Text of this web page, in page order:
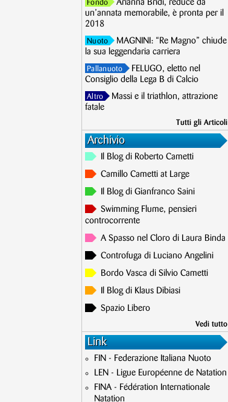
Fondo
Arianna Bridi, reduce da
un’annata memorabile, è pronta per il
2018
Nuoto
MAGNINI: “Re Magno” chiude
la sua leggendaria carriera
Pallanuoto
FELUGO, eletto nel
Consiglio della Lega B di Calcio
Altro
Massi e il triathlon, attrazione
fatale
Tutti gli Articoli
Archivio
Il Blog di Roberto Cametti
Camillo Cametti at Large
Il Blog di Gianfranco Saini
Swimming Flume, pensieri
controcorrente
A Spasso nel Cloro di Laura Binda
Controfuga di Luciano Angelini
Bordo Vasca di Silvio Cametti
Il Blog di Klaus Dibiasi
Spazio Libero
Vedi tutto
Link
FIN - Federazione Italiana Nuoto
LEN - Ligue Européenne de Natation
FINA - Fédération Internationale
Natation